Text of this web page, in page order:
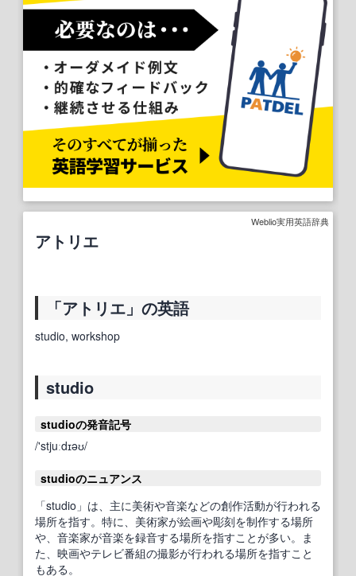
Weblio実用英語辞典
アトリエ
「アトリエ」の英語
studio, workshop
studio
studioの発音記号
/'stjuːdɪəʊ/
studioのニュアンス
「studio」は、主に美術や音楽などの創作活動が行われる
場所を指す。特に、美術家が絵画や彫刻を制作する場所
や、音楽家が音楽を録音する場所を指すことが多い。ま
た、映画やテレビ番組の撮影が行われる場所を指すこと
もある。